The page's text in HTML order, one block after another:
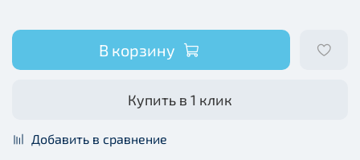
В корзину
Купить в 1 клик
Добавить в сравнение